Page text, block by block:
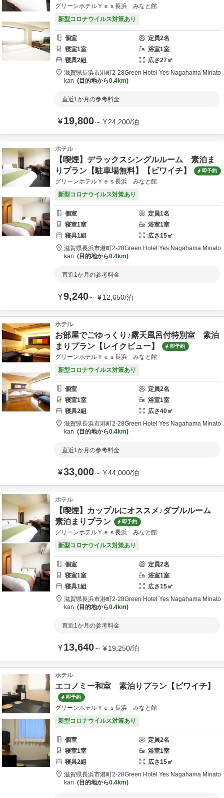
グリーンホテルＹｅｓ長浜 みなと館
新型コロナウイルス対策あり
個室 定員2名
寝室1室 浴室1室
寝具2組 広さ27㎡
滋賀県長浜市港町2-28Green Hotel Yes Nagahama Minato
kan
目的地から0.4km
直近1か月の参考料金
¥19,800～ ¥24,200/泊
ホテル
【喫煙】デラックスシングルルーム 素泊ま
りプラン【駐車場無料】【ビワイチ】
即予約
グリーンホテルＹｅｓ長浜 みなと館
新型コロナウイルス対策あり
個室 定員1名
寝室1室 浴室1室
寝具1組 広さ15㎡
滋賀県長浜市港町2-28Green Hotel Yes Nagahama Minato
kan
目的地から0.4km
直近1か月の参考料金
¥9,240～ ¥12,650/泊
ホテル
お部屋でごゆっくり♪露天風呂付特別室 素泊
まりプラン【レイクビュー】
即予約
グリーンホテルＹｅｓ長浜 みなと館
新型コロナウイルス対策あり
個室 定員2名
寝室1室 浴室1室
寝具2組 広さ40㎡
滋賀県長浜市港町2-28Green Hotel Yes Nagahama Minato
kan
目的地から0.4km
直近1か月の参考料金
¥33,000～ ¥44,000/泊
ホテル
【喫煙】カップルにオススメ♪ダブルルーム
素泊まりプラン
即予約
グリーンホテルＹｅｓ長浜 みなと館
新型コロナウイルス対策あり
個室 定員2名
寝室1室 浴室1室
寝具1組 広さ15㎡
滋賀県長浜市港町2-28Green Hotel Yes Nagahama Minato
kan
目的地から0.4km
直近1か月の参考料金
¥13,640～ ¥19,250/泊
ホテル
エコノミー和室 素泊りプラン【ビワイチ】
即予約
グリーンホテルＹｅｓ長浜 みなと館
新型コロナウイルス対策あり
個室 定員2名
寝室1室 浴室1室
寝具2組 広さ15㎡
滋賀県長浜市港町2-28Green Hotel Yes Nagahama Minato
kan
目的地から0.4km